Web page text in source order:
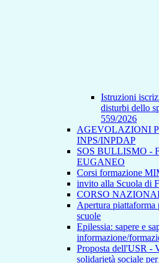
Istruzioni
disturbi dello
559/2026
AGEVOLAZIONI
INPS/INPDAP
SOS BULLISMO -
EUGANEO
Corsi formazione
invito alla Scuola di
CORSO
Apertura piattaforma
scuole
Epilessia: sapere e
informazione/
Proposta dell'USR -
solidarietà sociale